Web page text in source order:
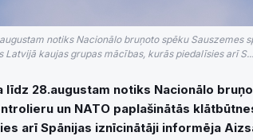
notiks Nacionālo bruņoto spēku Sauszemes
Latvijā kaujas grupas mācības, kurās piedalīsies arī S...
līdz 28.augustam notiks Nacionālo
un NATO paplašinātās
arī Spānijas iznīcinātāji informēja